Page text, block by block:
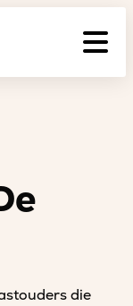
die